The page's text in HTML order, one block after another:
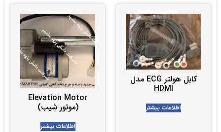
کابل هولتر ECG مدل
HDMI
اطلاعات بیشتر
Elevation Motor
(موتور شیب)
اطلاعات بیشتر